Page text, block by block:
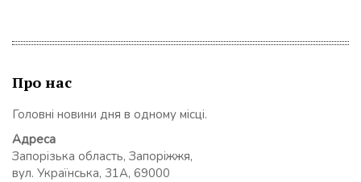
Про нас
Головні новини дня в одному місці.
Адреса
Запорізька область, Запоріжжя,
вул. Українська, 31А, 69000